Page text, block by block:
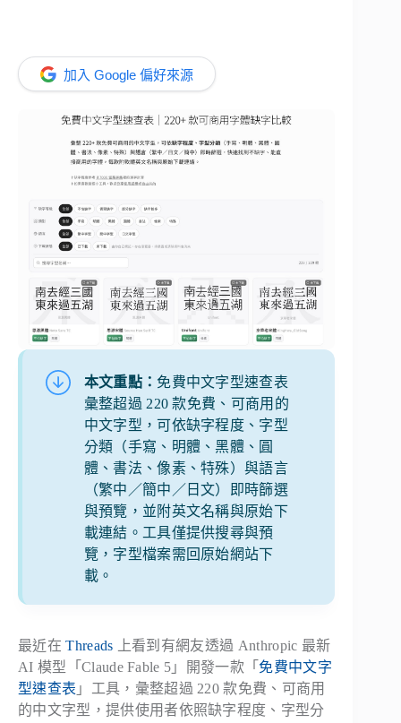
加入 Google 偏好來源
本文重點： 免費中文字型速查表
彙整超過 220 款免費、可商用的
中文字型，可依缺字程度、字型
分類（手寫、明體、黑體、圓
體、書法、像素、特殊）與語言
（繁中／簡中／日文）即時篩選
與預覽，並附英文名稱與原始下
載連結。工具僅提供搜尋與預
覽，字型檔案需回原始網站下
載。
最近在Threads 上看到有網友透過 Anthropic 最新
AI 模型「Claude Fable 5」開發一款「 免費中文字
型速查表 」工具，彙整超過 220 款免費、可商用
的中文字型，提供使用者依照缺字程度、字型分